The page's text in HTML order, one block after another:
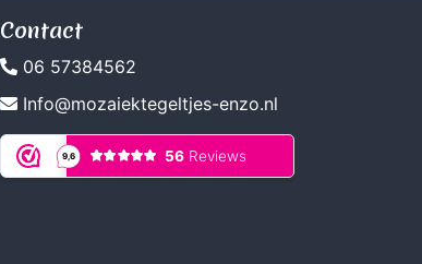
Contact
06 57384562
Info@mozaiektegeltjes-enzo.nl